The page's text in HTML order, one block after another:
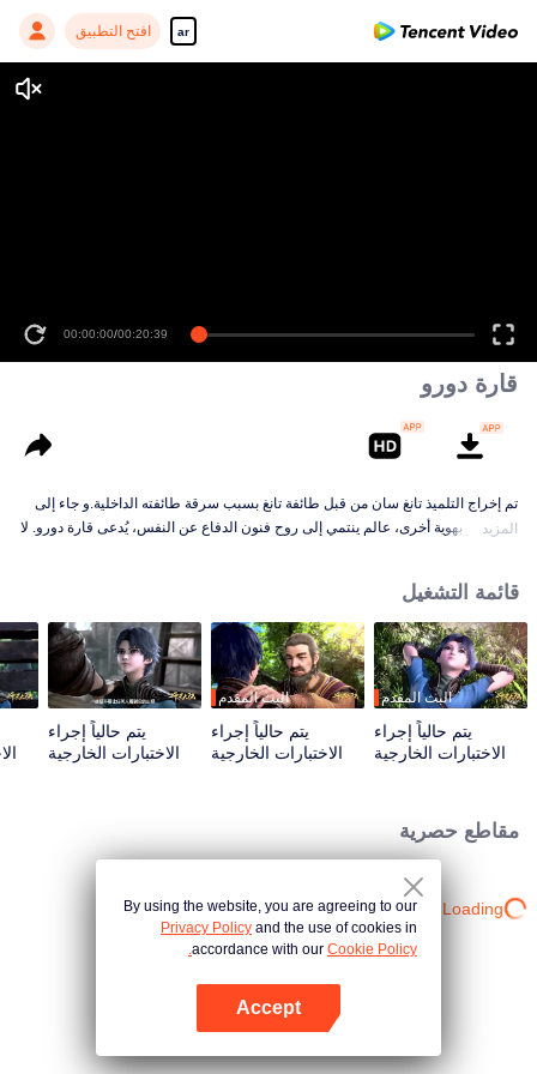
ar افتح التطبيق
00:00:00/00:20:39
قارة دورو
تم إخراج التلميذ تانغ سان من قبل طائفة تانغ بسبب سرقة طائفته الداخلية.و جاء إلى
عالم آخر بهوية أخرى، عالم ينتمي إلى روح فنون الدفاع عن النفس، يُدعى قارة دورو. لا
عندما وصل السلاح الخفي لطائفة تانغ إلى قارة دولو، وعندما استيقظت روح طائفة تانغ
القتالية، هل يمكن أن يلقي بمجد طائفة تانغ في عالم الروح القتالية هذا؟
المزيد
قائمة التشغيل
البث المقدم
يتم حالياً إجراء
الاختبارات الخارجية
البث المقدم
يتم حالياً إجراء
الاختبارات الخارجية
يتم حالياً إجراء
الاختبارات الخارجية
مقاطع حصرية
Loading…
By using the website, you are agreeing to our
Privacy Policy and the use of cookies in
accordance with our Cookie Policy.
Accept